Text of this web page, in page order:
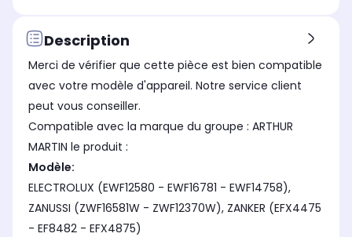
Description
Merci de vérifier que cette pièce est bien compatible
avec votre modèle d'appareil. Notre service client
peut vous conseiller.
Compatible avec la marque du groupe : ARTHUR
MARTIN le produit :
Modèle:
ELECTROLUX (EWF12580 - EWF16781 - EWF14758),
ZANUSSI (ZWF16581W - ZWF12370W), ZANKER (EFX4475
- EF8482 - EFX4875)